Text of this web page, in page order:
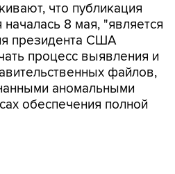
что публикация
8 мая, "является
президента США
процесс выявления и
файлов,
аномальными
обеспечения полной